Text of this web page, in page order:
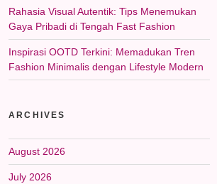
Rahasia Visual Autentik: Tips Menemukan
Gaya Pribadi di Tengah Fast Fashion
Inspirasi OOTD Terkini: Memadukan Tren
Fashion Minimalis dengan Lifestyle Modern
ARCHIVES
August 2026
July 2026